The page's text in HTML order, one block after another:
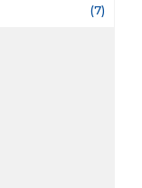
(7)